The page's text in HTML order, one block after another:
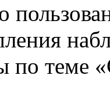
по теме